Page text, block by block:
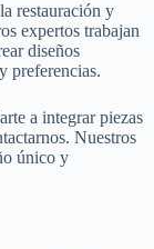
restauración y
expertos trabajan
diseños
preferencias.
a integrar piezas
Nuestros
único y